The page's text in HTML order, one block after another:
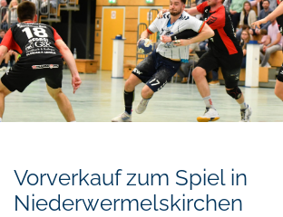
Vorverkauf zum Spiel in
Niederwermelskirchen